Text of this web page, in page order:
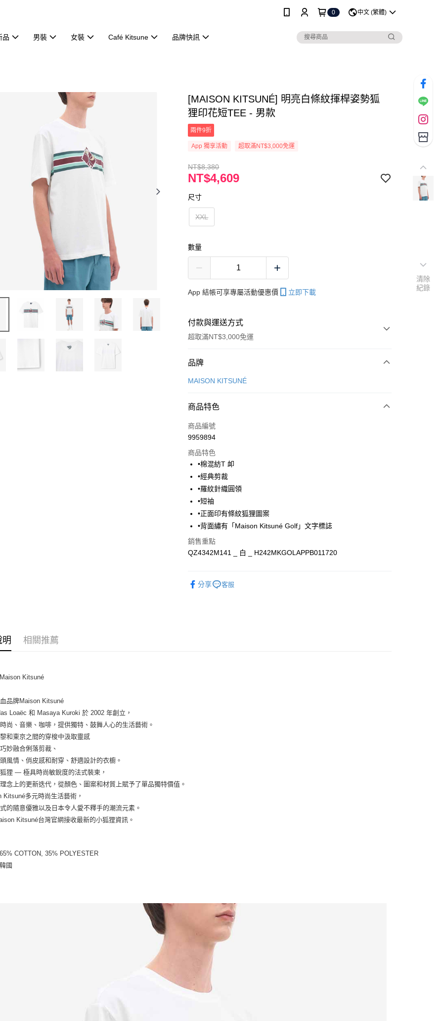
0 中文 (繁體)
品 男裝 女裝 Café Kitsune 品牌快訊
[MAISON KITSUNÉ] 明亮白條紋揮桿姿勢狐
狸印花短TEE - 男款
兩件9折
App 獨享活動 超取滿NT$3,000免運
NT$8,380
NT$4,609
尺寸
XXL
數量
App 結帳可享專屬活動優惠價 立即下載
付款與運送方式
超取滿NT$3,000免運
付款方式
信用卡一次付款
運送方式
付款後全家取貨
每筆NT$100，滿NT$3,000(含以上)免運費
付款後萊爾富取貨
每筆NT$100
付款後7-11取貨
每筆NT$100，滿NT$3,000(含以上)免運費
品牌
MAISON KITSUNÉ
商品特色
商品編號
9959894
商品特色
•棉混紡T 卹
•經典剪裁
•羅紋針織圓領
•短袖
•正面印有條紋狐狸圖案
•背面繡有「Maison Kitsuné Golf」文字標誌
銷售重點
QZ4342M141 _ 白 _ H242MKGOLAPPB011720
分享 客服
明 相關推薦
Kitsuné
品牌Maison Kitsuné
Loaëc 和 Masaya Kuroki 於 2002 年創立，
尚、音樂、咖啡，提供獨特、鼓舞人心的生活藝術。
和東京之間的穿梭中汲取靈感
妙融合俐落剪裁、
風情、俏皮感和耐穿、舒適設計的衣櫥。
狸 — 極具時尚敏銳度的法式裝束，
念上的更新迭代，從顏色、圖案和材質上賦予了單品獨特價值。
Kitsuné多元時尚生活藝術，
的隨意優雅以及日本令人愛不釋手的潮流元素。
Kitsuné台灣官網接收最新的小狐狸資訊。
COTTON, 35% POLYESTER
國
清除
紀錄